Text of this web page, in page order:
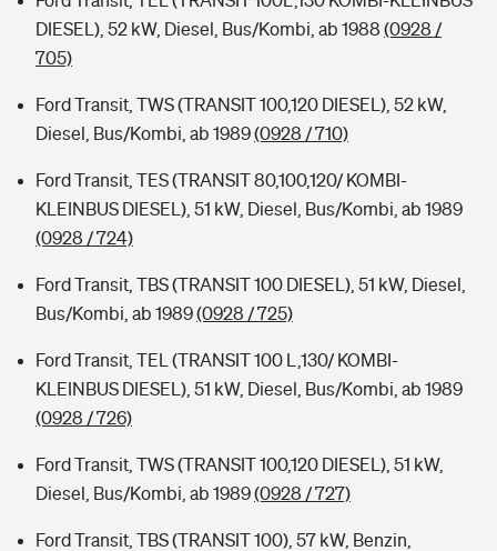
DIESEL), 52 kW, Diesel, Bus/Kombi, ab 1988 (0928 /
705)
Ford Transit, TWS (TRANSIT 100,120 DIESEL), 52 kW,
Diesel, Bus/Kombi, ab 1989(0928 / 710)
Ford Transit, TES (TRANSIT 80,100,120/ KOMBI-
KLEINBUS DIESEL), 51 kW, Diesel, Bus/Kombi, ab 1989
(0928 / 724)
Ford Transit, TBS (TRANSIT 100 DIESEL), 51 kW, Diesel,
Bus/Kombi, ab 1989(0928 / 725)
Ford Transit, TEL (TRANSIT 100 L,130/ KOMBI-
KLEINBUS DIESEL), 51 kW, Diesel, Bus/Kombi, ab 1989
(0928 / 726)
Ford Transit, TWS (TRANSIT 100,120 DIESEL), 51 kW,
Diesel, Bus/Kombi, ab 1989(0928 / 727)
Ford Transit, TBS (TRANSIT 100), 57 kW, Benzin,